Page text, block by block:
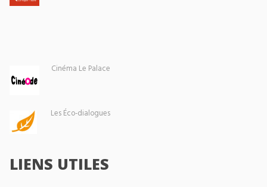
Cinéma Le Palace
Les Éco-dialogues
LIENS UTILES